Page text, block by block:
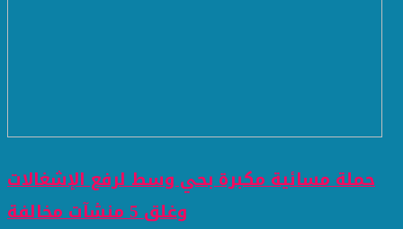
حملة مسائية مكبرة بحي وسط لرفع الإشغالات
وغلق 5 منشآت مخالفة